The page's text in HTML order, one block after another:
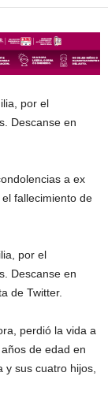
por el
Descanse en
a ex
fallecimiento de
por el
Descanse en
de Twitter.
perdió la vida a
de edad en
sus cuatro hijos,